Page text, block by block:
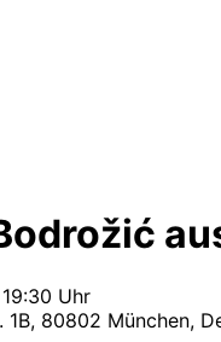
Uhr
80802 München,